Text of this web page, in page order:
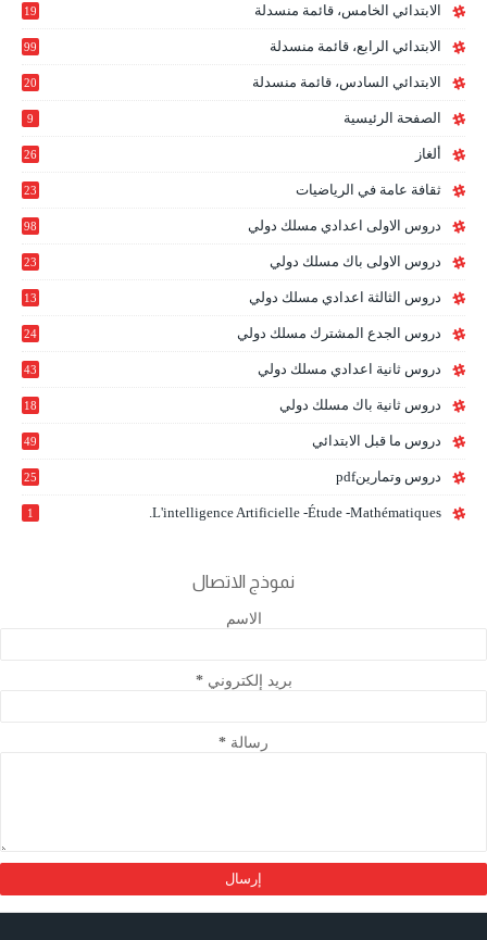
الابتدائي الخامس، قائمة منسدلة
19
الابتدائي الرابع، قائمة منسدلة 99
الابتدائي السادس، قائمة منسدلة
20
الصفحة الرئيسية 9
ألغاز 26
ثقافة عامة في الرياضيات 23
دروس الاولى اعدادي مسلك دولي 98
دروس الاولى باك مسلك دولي
23
دروس الثالثة اعدادي مسلك دولي
13
دروس الجدع المشترك مسلك دولي
24
دروس ثانية اعدادي مسلك دولي 43
دروس ثانية باك مسلك دولي
18
دروس ما قبل الابتدائي 49
دروس وتمارينpdf 25
L'intelligence Artificielle -étude -mathématiques.
1
نموذج الاتصال
الاسم
بريد إلكتروني*
رسالة *